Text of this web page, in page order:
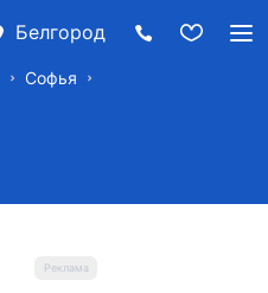
Белгород
Софья